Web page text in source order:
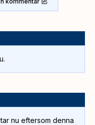
nu eftersom denna